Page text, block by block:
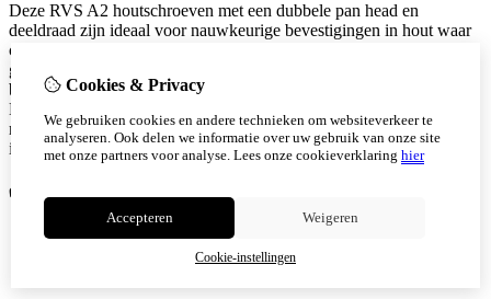
Deze RVS A2 houtschroeven met een dubbele pan head en
deeldraad zijn ideaal voor nauwkeurige bevestigingen in hout waar
compacte afmetingen en maximale grip vereist zijn. Dankzij de
gedeelde schroefdraad en de TX25 binnenveelkant aandrijving
bieden deze schroeven optimale krachtoverdracht zonder wiebelen.
De combinatie van roestvast staal en doordachte schroefgeometrie
maakt deze 6x90/54 mm schroef perfect voor fijn timmerwerk,
interieurbouw of toepassingen in de zonnesector.
✅
Deeldraad voor maximale grip in korte bevestigingen
TX25 aandrijving voor stabiele, slipvrije montage
Cookies & Privacy
We gebruiken cookies en andere technieken om websiteverkeer te
analyseren. Ook delen we informatie over uw gebruik van onze site
met onze partners voor analyse. Lees onze cookieverklaring hier
Accepteren Weigeren
Cookie-instellingen